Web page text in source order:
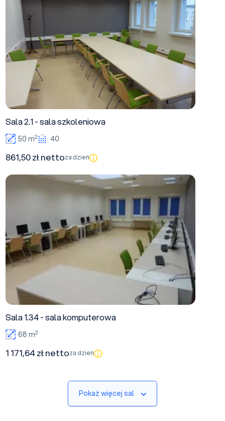
Sala 2.1 - sala szkoleniowa
50 m2 40
861,50 zł nettoza dzień
Sala 1.34 - sala komputerowa
Sala 1.34 - sala komputerowa
68 m2
1 171,64 zł nettoza dzień
Pokaż więcej sal